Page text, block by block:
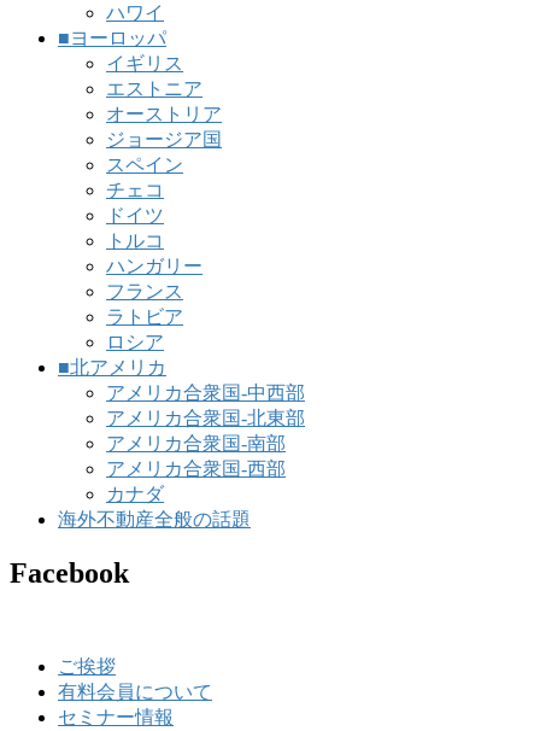
ハワイ
■ヨーロッパ
イギリス
エストニア
オーストリア
ジョージア国
スペイン
チェコ
ドイツ
トルコ
ハンガリー
フランス
ラトビア
ロシア
■北アメリカ
アメリカ合衆国-中西部
アメリカ合衆国-北東部
アメリカ合衆国-南部
アメリカ合衆国-西部
カナダ
海外不動産全般の話題
Facebook
ご挨拶
有料会員について
セミナー情報